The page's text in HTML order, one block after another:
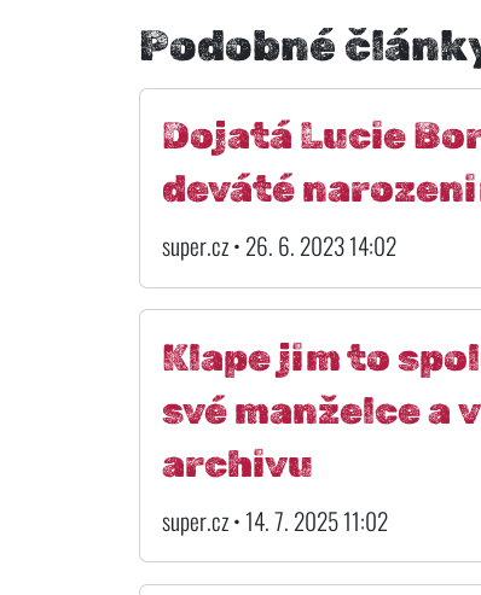
Podobné
Dojatá Lucie
deváté
super.cz • 26. 6. 2023 14:02
Klape jim to
své manželce
archivu
super.cz • 14. 7. 2025 11:02